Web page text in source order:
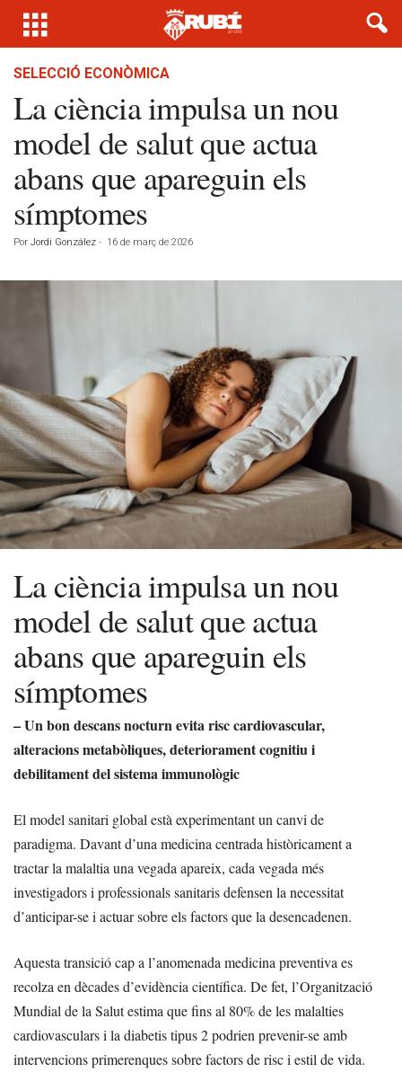
SELECCIÓ ECONÒMICA
La ciència impulsa un nou
model de salut que actua
abans que apareguin els
símptomes
Por Jordi González - 16 de març de 2026
La ciència impulsa un nou
model de salut que actua
abans que apareguin els
símptomes
– Un bon descans nocturn evita risc cardiovascular,
alteracions metabòliques, deteriorament cognitiu i
debilitament del sistema immunològic
El model sanitari global està experimentant un canvi de
paradigma. Davant d’una medicina centrada històricament a
tractar la malaltia una vegada apareix, cada vegada més
investigadors i professionals sanitaris defensen la necessitat
d’anticipar-se i actuar sobre els factors que la desencadenen.
Aquesta transició cap a l’anomenada medicina preventiva es
recolza en dècades d’evidència científica. De fet, l’Organització
Mundial de la Salut estima que fins al 80% de les malalties
cardiovasculars i la diabetis tipus 2 podrien prevenir-se amb
intervencions primerenques sobre factors de risc i estil de vida.